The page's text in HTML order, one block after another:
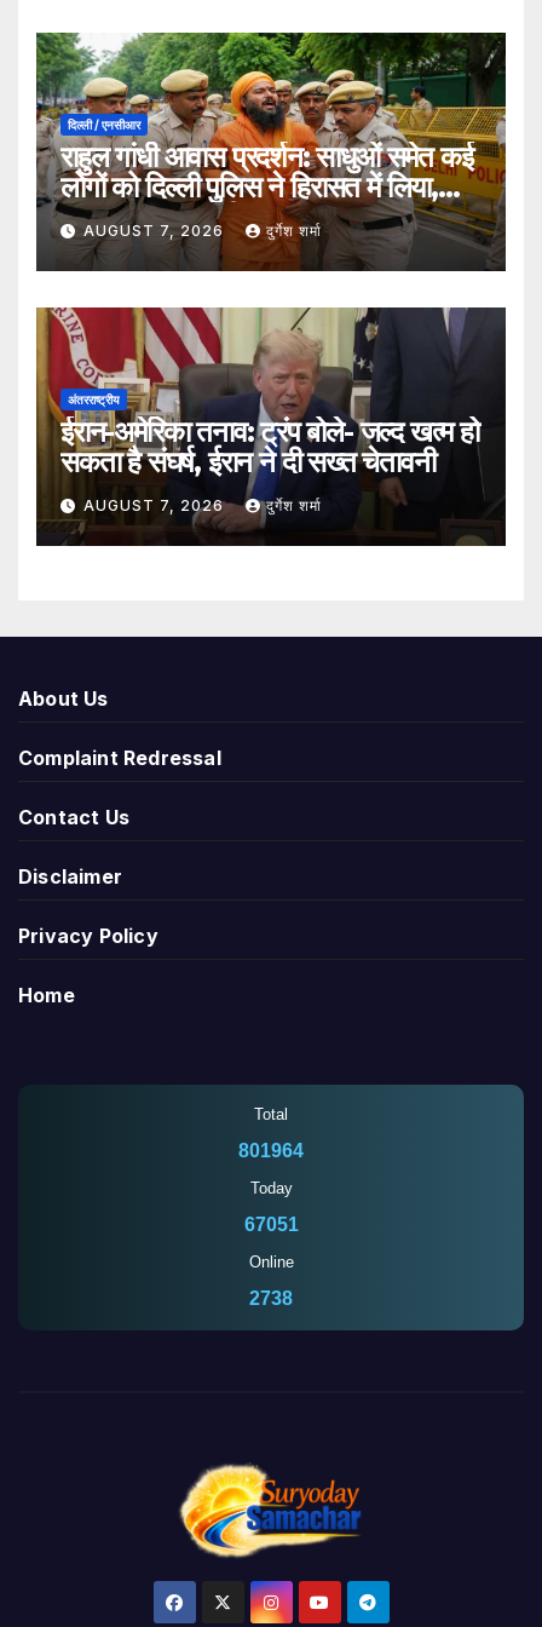
दिल्ली / एनसीआर
राहुल गांधी आवास प्रदर्शन: साधुओं समेत कई
लोगों को दिल्ली पुलिस ने हिरासत में लिया,
सुरक्षा व्यवस्था कड़ी
AUGUST 7, 2026 दुर्गेश शर्मा
अंतरराष्ट्रीय
ईरान-अमेरिका तनाव: ट्रंप बोले- जल्द खत्म हो
सकता है संघर्ष, ईरान ने दी सख्त चेतावनी
AUGUST 7, 2026 दुर्गेश शर्मा
About Us
Complaint Redressal
Contact Us
Disclaimer
Privacy Policy
Home
Total
801964
Today
67051
Online
2735